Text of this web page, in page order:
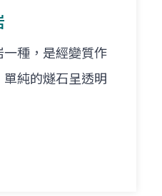
種，是經變質作
純的燧石呈透明